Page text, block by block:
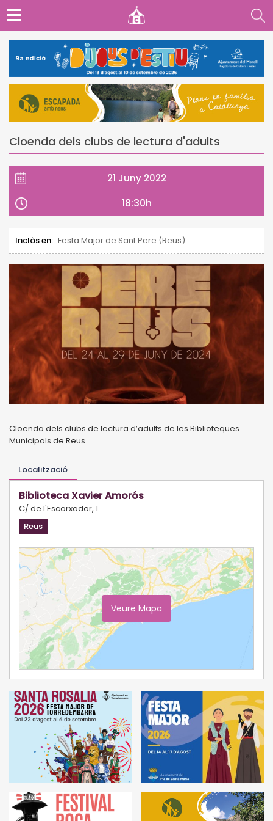
Cloenda dels clubs de lectura d'adults
21 Juny 2022
18:30h
Inclòs en: Festa Major de Sant Pere (Reus)
Cloenda dels clubs de lectura d’adults de les Biblioteques
Municipals de Reus.
Localització
Biblioteca Xavier Amorós
C/ de l'Escorxador, 1
Reus
Veure Mapa